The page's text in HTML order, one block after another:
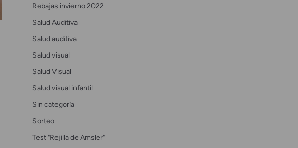
Rebajas invierno 2022
Salud Auditiva
Salud auditiva
Salud visual
Salud Visual
Salud visual infantil
Sin categoría
Sorteo
Test "Rejilla de Amsler"